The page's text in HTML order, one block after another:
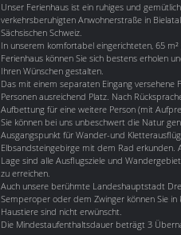
Unser Ferienhaus ist ein ruhiges und
verkehrsberuhigten Anwohnerstraße in
Sächsischen Schweiz.
In unserem komfortabel eingerichteten, 65
Ferienhaus können Sie sich bestens erholen
Ihren Wünschen gestalten.
Das mit einem separaten Eingang versehene
Personen ausreichend Platz. Nach
Aufbettung für eine weitere Person (mit
Sie können bei uns unbeschwert die Natur
Ausgangspunkt für Wander-und
Elbsandsteingebirge mit dem Rad erkunden.
Lage sind alle Ausflugsziele und
zu erreichen.
Auch unsere berühmte Landeshauptstadt
Semperoper oder dem Zwinger können Sie
Haustiere sind nicht erwünscht.
Die Mindestaufenthaltsdauer beträgt 3